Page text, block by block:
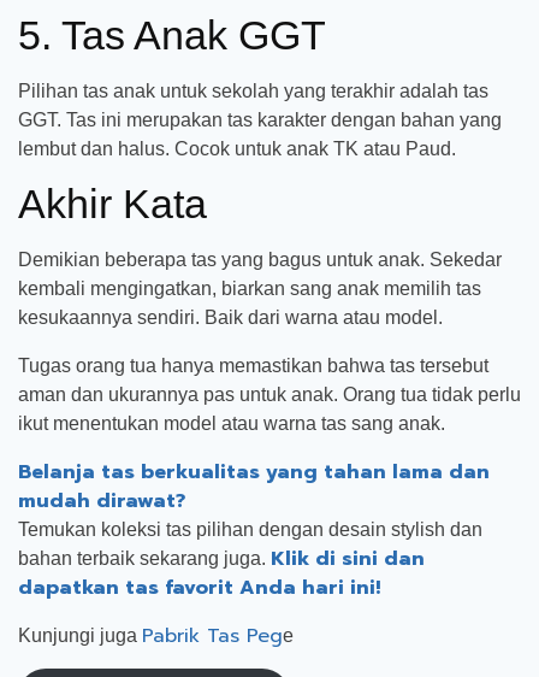
5. Tas Anak GGT
Pilihan tas anak untuk sekolah yang terakhir adalah tas
GGT. Tas ini merupakan tas karakter dengan bahan yang
lembut dan halus. Cocok untuk anak TK atau Paud.
Akhir Kata
Demikian beberapa tas yang bagus untuk anak. Sekedar
kembali mengingatkan, biarkan sang anak memilih tas
kesukaannya sendiri. Baik dari warna atau model.
Tugas orang tua hanya memastikan bahwa tas tersebut
aman dan ukurannya pas untuk anak. Orang tua tidak perlu
ikut menentukan model atau warna tas sang anak.
Belanja tas berkualitas yang tahan lama dan
mudah dirawat?
Temukan koleksi tas pilihan dengan desain stylish dan
bahan terbaik sekarang juga. Klik di sini dan
dapatkan tas favorit Anda hari ini!
Kunjungi juga Pabrik Tas Pege